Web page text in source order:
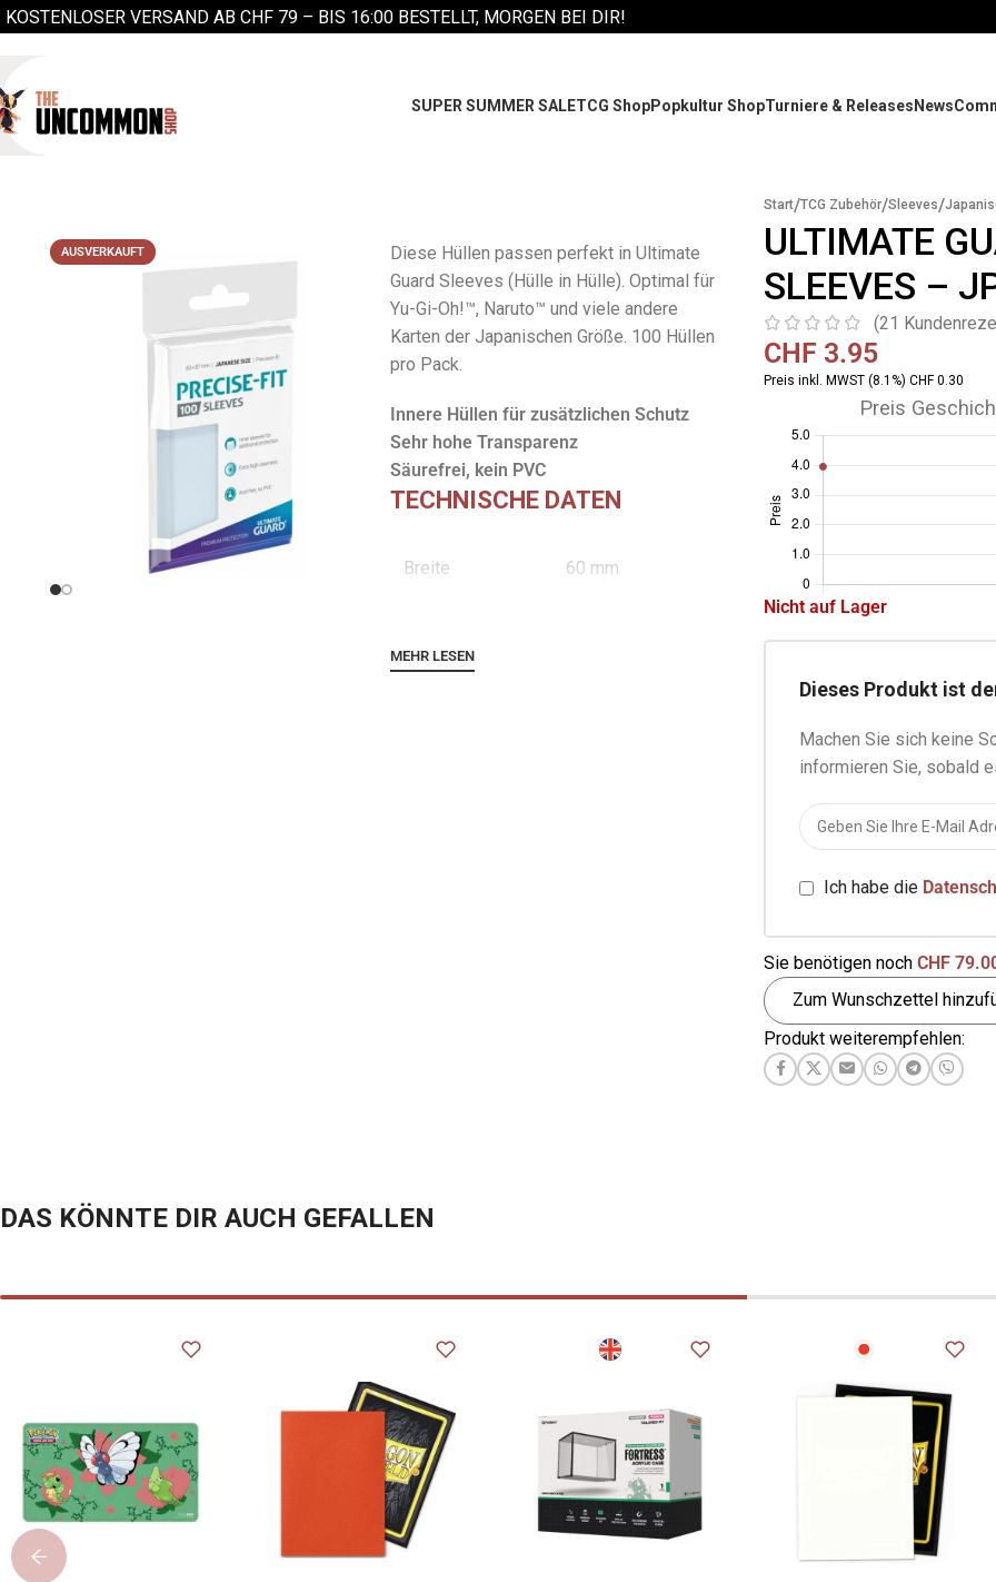
KOSTENLOSER VERSAND AB CHF 79 – BIS 16:00 BESTELLT, MORGEN BEI DIR!
SUPER SUMMER SALETCG ShopPopkultur ShopTurniere & ReleasesNews
AUSVERKAUFT
Diese Hüllen passen perfekt in Ultimate
Guard Sleeves (Hülle in Hülle). Optimal für
Yu-Gi-Oh!™, Naruto™ und viele andere
Karten der Japanischen Größe. 100 Hüllen
pro Pack.
Innere Hüllen für zusätzlichen Schutz
Sehr hohe Transparenz
Säurefrei, kein PVC
TECHNISCHE DATEN
Breite 60 mm
MEHR LESEN
Start/TCG Zubehör/Sleeves/
ULTIMATE
SLEEVES –
(21
CHF 3.95
Preis inkl. MWST (8.1%) CHF 0.30
Preis
Nicht auf Lager
Dieses Produkt ist
Machen Sie sich keine
informieren Sie, sobald
Ich habe die
Sie benötigen nochCHF
Zum Wunschzettel
Produkt weiterempfehlen:
DAS KÖNNTE DIR AUCH GEFALLEN